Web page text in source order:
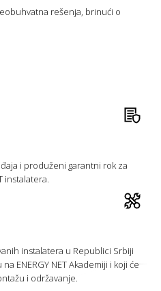
rešenja, brinući o
i produženi garantni rok za
instalatera.
instalatera u Republici Srbiji
ENERGY NET Akademiji i koji će
i održavanje.